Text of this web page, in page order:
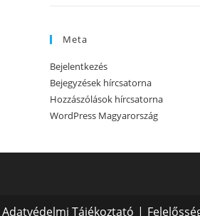
Meta
Bejelentkezés
Bejegyzések hírcsatorna
Hozzászólások hírcsatorna
WordPress Magyarország
Adatvédelmi Tájékoztató